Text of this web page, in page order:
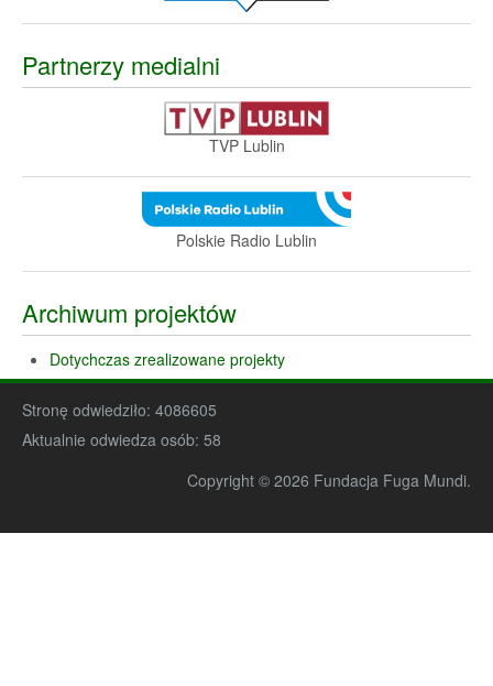
Partnerzy medialni
TVP Lublin
Polskie Radio Lublin
Archiwum projektów
Dotychczas zrealizowane projekty
Stronę odwiedziło: 4086605
Aktualnie odwiedza osób: 58
Copyright © 2026 Fundacja Fuga Mundi.